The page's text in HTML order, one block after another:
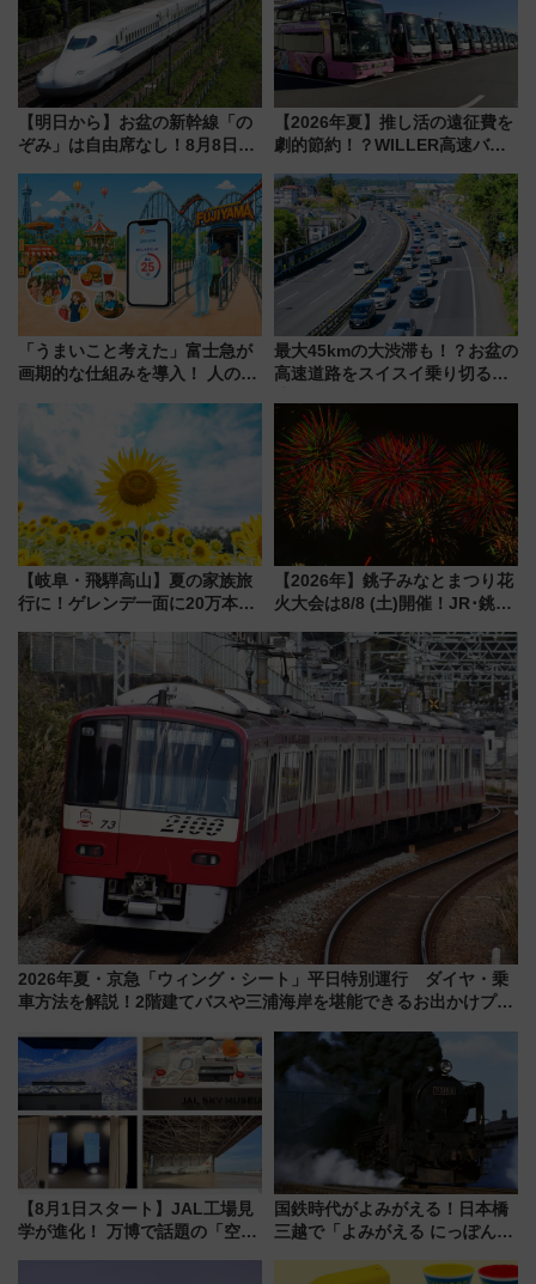
【明日から】お盆の新幹線「の
ぞみ」は自由席なし！8月8日午
せば空きが見つかることも 混
雑避ける「空席」探しのコツ
【2026年夏】推し活の遠征費を
劇的節約！？WILLER高速バス
温泉の最強ルート 予約期間・
対象路線まとめ
「うまいこと考えた」富士急が
画期的な仕組みを導入！ 人のか
ん」始動
最大45kmの大渋滞も！？お盆の
高速道路をスイスイ乗り切る快
【岐阜・飛騨高山】夏の家族旅
行に！ゲレンデ一面に20万本の
アひまわり園」開園
【2026年】銚子みなとまつり花
火大会は8/8 (土)開催！JR･銚子
報、利根川に咲く8,000発の大迫
力＆屋台を満喫
2026年夏・京急「ウィング・シート」平日特別運行 ダイヤ・乗
車方法を解説！2階建てバスや三浦海岸を堪能できるお出かけプラ
【8月1日スタート】JAL工場見
学が進化！ 万博で話題の「空飛
国鉄時代がよみがえる！日本橋
三越で「よみがえる にっぽんの
敬の名作写真も、駅弁フェスも